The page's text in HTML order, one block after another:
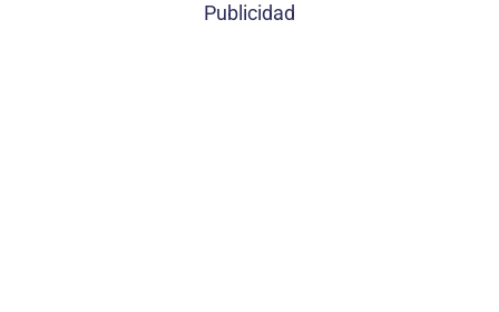
Publicidad